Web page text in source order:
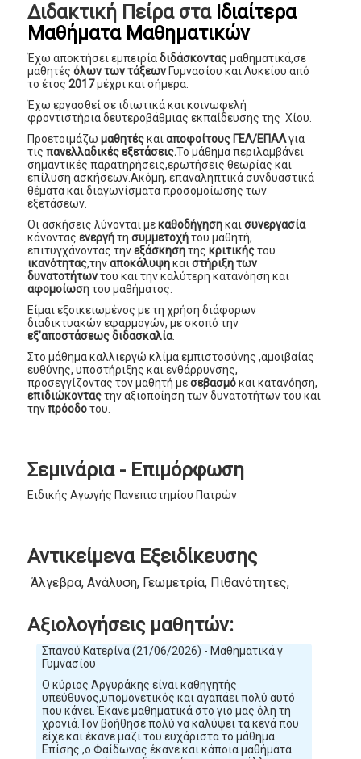
Διδακτική Πείρα στα Ιδιαίτερα
Μαθήματα Μαθηματικών
Έχω αποκτήσει εμπειρίαδιδάσκονταςμαθηματικά,σε
μαθητέςόλων των τάξεων Γυμνασίου και Λυκείου από
το έτος2017μέχρι και σήμερα.
Έχω εργασθεί σε ιδιωτικά και κοινωφελή
φροντιστήρια δευτεροβάθμιας εκπαίδευσης της Χίου.
Προετοιμάζωμαθητέςκαι αποφοίτους ΓΕΛ/ΕΠΑΛγια
τις πανελλαδικές εξετάσεις.Το μάθημα περιλαμβάνει
σημαντικές παρατηρήσεις,ερωτήσεις θεωρίας και
επίλυση ασκήσεων.Ακόμη, επαναληπτικά συνδυαστικά
θέματα και διαγωνίσματα προσομοίωσης των
εξετάσεων.
Οι ασκήσεις λύνονται μεκαθοδήγησηκαισυνεργασία
κάνονταςενεργήτησυμμετοχήτου μαθητή,
επιτυγχάνοντας τηνεξάσκησητηςκριτικήςτου
ικανότητας,τηναποκάλυψηκαιστήριξη των
δυνατοτήτωντου και την καλύτερη κατανόηση και
αφομοίωσητου μαθήματος.
Είμαι εξοικειωμένος με τη χρήση διάφορων
διαδικτυακών εφαρμογών, με σκοπό την
εξ’αποστάσεως διδασκαλία.
Στο μάθημα καλλιεργώ κλίμα εμπιστοσύνης ,αμοιβαίας
ευθύνης, υποστήριξης και ενθάρρυνσης,
προσεγγίζοντας τον μαθητή μεσεβασμόκαι κατανόηση,
επιδιώκονταςτην αξιοποίηση των δυνατοτήτων του και
τηνπρόοδοτου.
Σεμινάρια - Επιμόρφωση
Ειδικής Αγωγής Πανεπιστημίου Πατρών
Αντικείμενα Εξειδίκευσης
Άλγεβρα, Ανάλυση, Γεωμετρία, Πιθανότητες, Στατιστική
Αξιολογήσεις μαθητών:
Σπανού Κατερίνα (21/06/2026) - Μαθηματικά γ
Γυμνασίου
Ο κύριος Αργυράκης είναι καθηγητής
υπεύθυνος,υπομονετικός και αγαπάει πολύ αυτό
που κάνει. Έκανε μαθηματικά στο γιο μας όλη τη
χρονιά.Τον βοήθησε πολύ να καλύψει τα κενά που
είχε και έκανε μαζί του ευχάριστα το μάθημα.
Επίσης ,ο Φαίδωνας έκανε και κάποια μαθήματα